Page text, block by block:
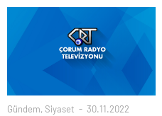
Gündem, Siyaset 30.11.2022